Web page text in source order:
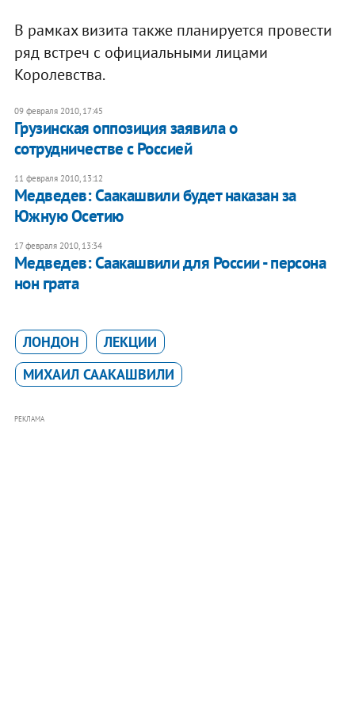
В рамках визита также планируется провести
ряд встреч с официальными лицами
Королевства.
09 февраля 2010, 17:45
Грузинская оппозиция заявила о
сотрудничестве с Россией
11 февраля 2010, 13:12
Медведев: Саакашвили будет наказан за
Южную Осетию
17 февраля 2010, 13:34
Медведев: Саакашвили для России - персона
нон грата
ЛОНДОН
ЛЕКЦИИ
МИХАИЛ СААКАШВИЛИ
РЕКЛАМА